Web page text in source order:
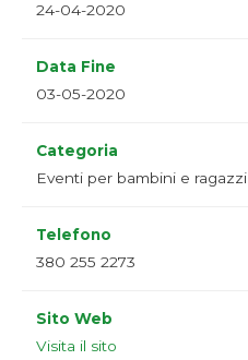
24-04-2020
Data Fine
03-05-2020
Categoria
Eventi per bambini e ragazzi
Telefono
380 255 2273
Sito Web
Visita il sito